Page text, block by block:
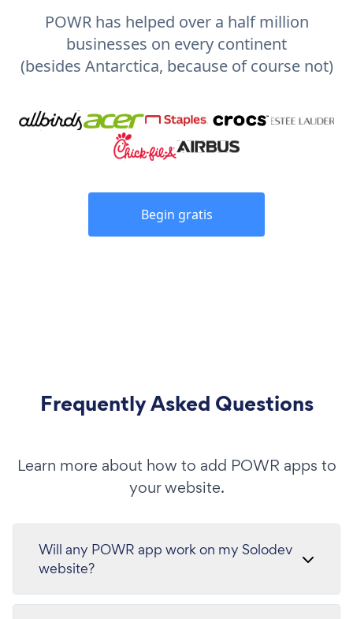
POWR has helped over a half million
businesses on every continent
(besides Antarctica, because of course not)
Begin gratis
Frequently Asked Questions
Learn more about how to add POWR apps to
your website.
Will any POWR app work on my Solodev
website?